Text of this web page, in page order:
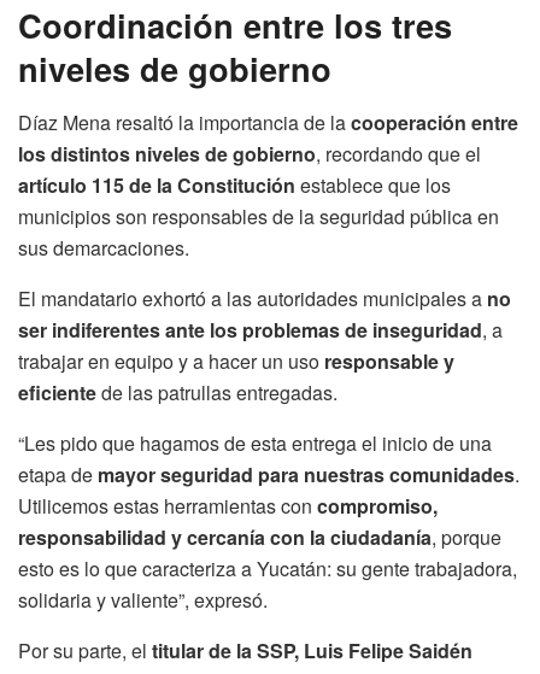
Coordinación entre los tres
niveles de gobierno
Díaz Mena resaltó la importancia de lacooperación entre
los distintos niveles de gobierno, recordando que el
artículo 115 de la Constitución establece que los
municipios son responsables de la seguridad pública en
sus demarcaciones.
El mandatario exhortó a las autoridades municipales a no
ser indiferentes ante los problemas de inseguridad, a
trabajar en equipo y a hacer un uso responsable y
eficientede las patrullas entregadas.
“Les pido que hagamos de esta entrega el inicio de una
etapa de mayor seguridad para nuestras comunidades.
Utilicemos estas herramientas con compromiso,
responsabilidad y cercanía con la ciudadanía, porque
esto es lo que caracteriza a Yucatán: su gente trabajadora,
solidaria y valiente”, expresó.
Por su parte, el titular de la SSP, Luis Felipe Saidén